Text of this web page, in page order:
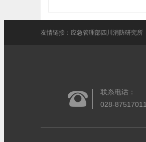
友情链接： 应急管理部四川消防研究所
联系电话：
028-87517011